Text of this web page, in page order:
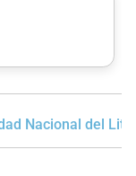
Nacional del